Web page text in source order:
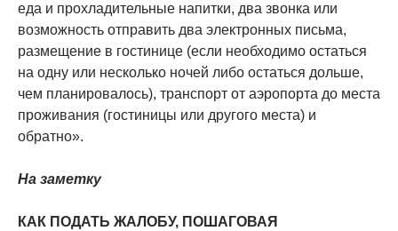
еда и прохладительные напитки, два звонка или
возможность отправить два электронных письма,
размещение в гостинице (если необходимо остаться
на одну или несколько ночей либо остаться дольше,
чем планировалось), транспорт от аэропорта до места
проживания (гостиницы или другого места) и
обратно».
На заметку
КАК ПОДАТЬ ЖАЛОБУ, ПОШАГОВАЯ